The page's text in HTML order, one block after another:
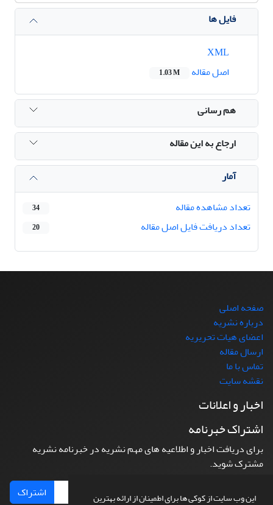
این وب سایت از کوکی ها برای اطمینان از ارائه بهترین
فایل ها
اصل مقاله
1.03 M
هم رسانی
ارجاع به این مقاله
آمار
تعداد مشاهده مقاله
34
تعداد دریافت فایل اصل مقاله 20
صفحه اصلی
درباره نشریه
اعضای هیات تحریریه
ارسال مقاله
تماس با ما
نقشه سایت
اخبار و اعلانات
اشتراک خبرنامه
برای دریافت اخبار و اطلاعیه های مهم نشریه در خبرنامه نشریه
مشترک شوید.
اشتراک